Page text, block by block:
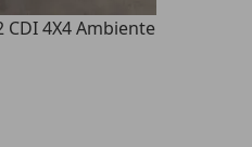
CDI 4X4 Ambiente